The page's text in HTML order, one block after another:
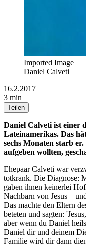
Imported Image
Daniel Calveti
16.2.2017
3 min
Teilen
Daniel Calveti ist einer
Lateinamerikas. Das
sechs Monaten starb
aufgeben wollten,
Ehepaar Calveti war
totkrank. Die Diagnose:
gaben ihnen keinerlei
Nachbarn von Jesus –
Das machte den Eltern
beteten und sagten:
aber wenn du Daniel
Daniel dir und deinem
Familie wird dir dann